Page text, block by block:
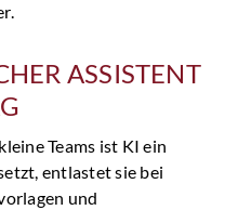
ASSISTENT
Teams ist KI ein
entlastet sie bei
und